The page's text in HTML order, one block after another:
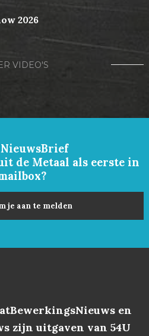
2026
VIDEO'S
de Metaal als eerste in
je aan te melden
en
zijn uitgaven van 54U